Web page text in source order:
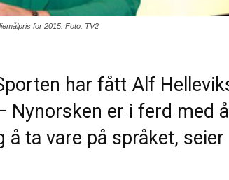
for 2015. Foto: TV2
har fått Alf
Nynorsken er i ferd med å
ta vare på språket, seier